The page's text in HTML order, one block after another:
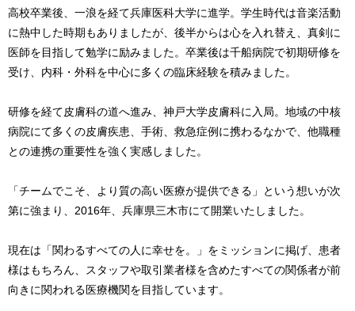
高校卒業後、一浪を経て兵庫医科大学に進学。学生時代は音楽活動
に熱中した時期もありましたが、後半からは心を入れ替え、真剣に
医師を目指して勉学に励みました。卒業後は千船病院で初期研修を
受け、内科・外科を中心に多くの臨床経験を積みました。
研修を経て皮膚科の道へ進み、神戸大学皮膚科に入局。地域の中核
病院にて多くの皮膚疾患、手術、救急症例に携わるなかで、他職種
との連携の重要性を強く実感しました。
「チームでこそ、より質の高い医療が提供できる」という想いが次
第に強まり、2016年、兵庫県三木市にて開業いたしました。
現在は「関わるすべての人に幸せを。」をミッションに掲げ、患者
様はもちろん、スタッフや取引業者様を含めたすべての関係者が前
向きに関われる医療機関を目指しています。